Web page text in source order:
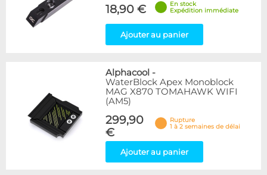
18,90 €
En stock
Expédition immédiate
Ajouter au panier
Alphacool -
WaterBlock Apex Monoblock
MAG X870 TOMAHAWK WIFI
(AM5)
299,90
€
Rupture
1 à 2 semaines de délai
Ajouter au panier